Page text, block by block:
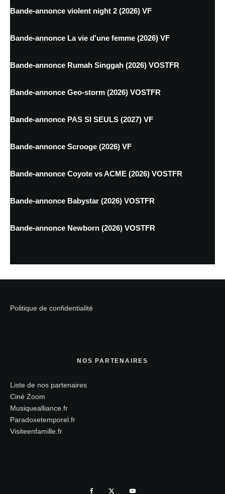
Bande-annonce violent night 2 (2026) VF
Bande-annonce La vie d'une femme (2026) VF
Bande-annonce Rumah Singgah (2026) VOSTFR
Bande-annonce Geo-storm (2026) VOSTFR
Bande-annonce PAS SI SEULS (2027) VF
Bande-annonce Scrooge (2026) VF
Bande-annonce Coyote vs ACME (2026) VOSTFR
Bande-annonce Babystar (2026) VOSTFR
Bande-annonce Newborn (2026) VOSTFR
Politique de confidentialité
NOS PARTENAIRES
Liste de nos partenaires
Ciné Zoom
Musiquealliance.fr
Paradoxetemporel.fr
Visiteenfamille.fr